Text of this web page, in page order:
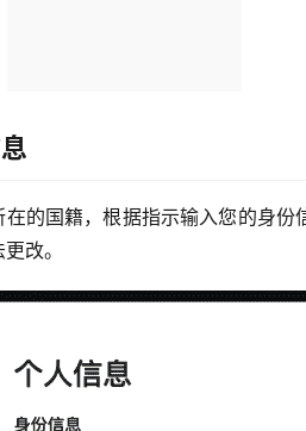
在的国籍，根据指示输入您的身
改。